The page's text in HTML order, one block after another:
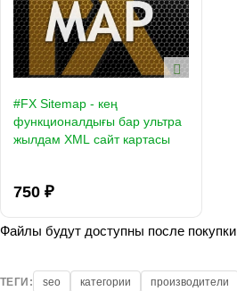
#FX Sitemap - кең
функционалдығы бар ультра
жылдам XML сайт картасы
750 ₽
Файлы будут доступны после покупки
ТЕГИ: seo категории производители